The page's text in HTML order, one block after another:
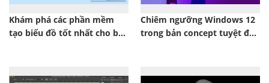
Khám phá các phần mềm
tạo biểu đồ tốt nhất cho báo
Chiêm ngưỡng Windows 12
trong bản concept tuyệt đẹp